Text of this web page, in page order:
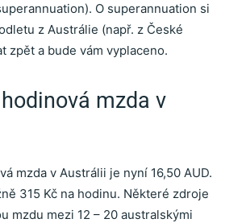
O superannuation si
z Austrálie (např. z České
zpět a bude vám vyplaceno.
mzda v
mzda v Austrálii je nyní 16,50 AUD.
315 Kč na hodinu. Některé zdroje
mzdu mezi 12 – 20 australskými